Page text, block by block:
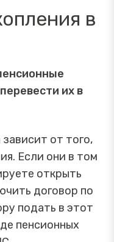
в
их в
от того,
Если они в том
открыть
договор по
подать в этот
пенсионных